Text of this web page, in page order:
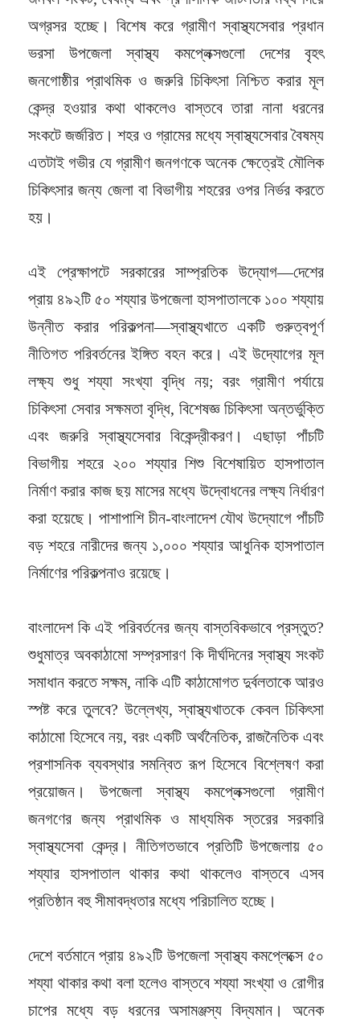
অগ্রসর হচ্ছে। বিশেষ করে গ্রামীণ স্বাস্থ্যসেবার প্রধান
ভরসা উপজেলা স্বাস্থ্য কমপ্লেক্সগুলো দেশের বৃহৎ
জনগোষ্ঠীর প্রাথমিক ও জরুরি চিকিৎসা নিশ্চিত করার মূল
কেন্দ্র হওয়ার কথা থাকলেও বাস্তবে তারা নানা ধরনের
সংকটে জর্জরিত। শহর ও গ্রামের মধ্যে স্বাস্থ্যসেবার বৈষম্য
এতটাই গভীর যে গ্রামীণ জনগণকে অনেক ক্ষেত্রেই মৌলিক
চিকিৎসার জন্য জেলা বা বিভাগীয় শহরের ওপর নির্ভর করতে
হয়।
এই প্রেক্ষাপটে সরকারের সাম্প্রতিক উদ্যোগ—দেশের
প্রায় ৪৯২টি ৫০ শয্যার উপজেলা হাসপাতালকে ১০০ শয্যায়
উন্নীত করার পরিকল্পনা—স্বাস্থ্যখাতে একটি গুরুত্বপূর্ণ
নীতিগত পরিবর্তনের ইঙ্গিত বহন করে। এই উদ্যোগের মূল
লক্ষ্য শুধু শয্যা সংখ্যা বৃদ্ধি নয়; বরং গ্রামীণ পর্যায়ে
চিকিৎসা সেবার সক্ষমতা বৃদ্ধি, বিশেষজ্ঞ চিকিৎসা অন্তর্ভুক্তি
এবং জরুরি স্বাস্থ্যসেবার বিকেন্দ্রীকরণ। এছাড়া পাঁচটি
বিভাগীয় শহরে ২০০ শয্যার শিশু বিশেষায়িত হাসপাতাল
নির্মাণ করার কাজ ছয় মাসের মধ্যে উদ্বোধনের লক্ষ্য নির্ধারণ
করা হয়েছে। পাশাপাশি চীন-বাংলাদেশ যৌথ উদ্যোগে পাঁচটি
বড় শহরে নারীদের জন্য ১,০০০ শয্যার আধুনিক হাসপাতাল
নির্মাণের পরিকল্পনাও রয়েছে।
বাংলাদেশ কি এই পরিবর্তনের জন্য বাস্তবিকভাবে প্রস্তুত?
শুধুমাত্র অবকাঠামো সম্প্রসারণ কি দীর্ঘদিনের স্বাস্থ্য সংকট
সমাধান করতে সক্ষম, নাকি এটি কাঠামোগত দুর্বলতাকে আরও
স্পষ্ট করে তুলবে? উল্লেখ্য, স্বাস্থ্যখাতকে কেবল চিকিৎসা
কাঠামো হিসেবে নয়, বরং একটি অর্থনৈতিক, রাজনৈতিক এবং
প্রশাসনিক ব্যবস্থার সমন্বিত রূপ হিসেবে বিশ্লেষণ করা
প্রয়োজন। উপজেলা স্বাস্থ্য কমপ্লেক্সগুলো গ্রামীণ
জনগণের জন্য প্রাথমিক ও মাধ্যমিক স্তরের সরকারি
স্বাস্থ্যসেবা কেন্দ্র। নীতিগতভাবে প্রতিটি উপজেলায় ৫০
শয্যার হাসপাতাল থাকার কথা থাকলেও বাস্তবে এসব
প্রতিষ্ঠান বহু সীমাবদ্ধতার মধ্যে পরিচালিত হচ্ছে।
দেশে বর্তমানে প্রায় ৪৯২টি উপজেলা স্বাস্থ্য কমপ্লেক্সে ৫০
শয্যা থাকার কথা বলা হলেও বাস্তবে শয্যা সংখ্যা ও রোগীর
চাপের মধ্যে বড় ধরনের অসামঞ্জস্য বিদ্যমান। অনেক